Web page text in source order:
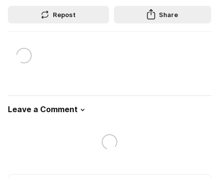
Repost Share
Leave a Comment